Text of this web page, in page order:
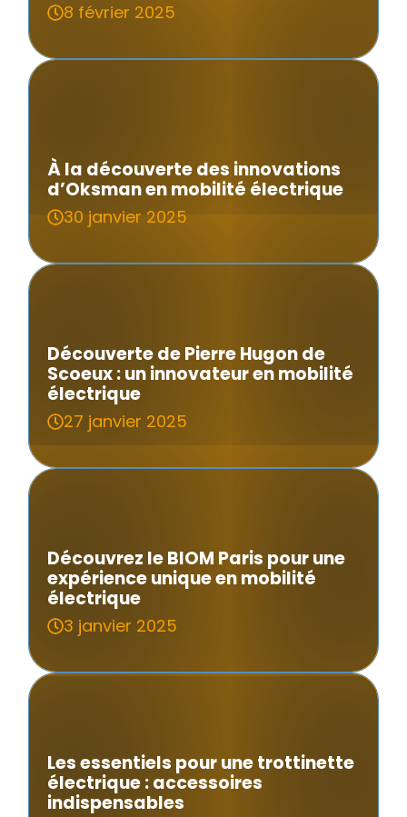
8 février 2025
À la découverte des innovations
d’Oksman en mobilité électrique
30 janvier 2025
Découverte de Pierre Hugon de
Scoeux : un innovateur en mobilité
électrique
27 janvier 2025
Découvrez le BIOM Paris pour une
expérience unique en mobilité
électrique
3 janvier 2025
Les essentiels pour une trottinette
électrique : accessoires
indispensables